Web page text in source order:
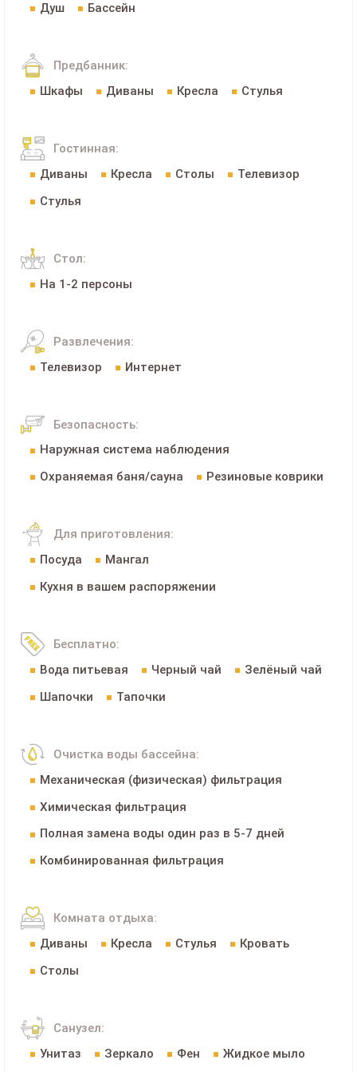
Душ
Бассейн
Предбанник:
Шкафы
Диваны Кресла Стулья
Гостинная:
Диваны
Кресла Столы
Телевизор
Стулья
Стол:
На 1-2 персоны
Развлечения:
Телевизор
Интернет
Безопасность:
Наружная система наблюдения
Охраняемая баня/сауна
Резиновые коврики
Для приготовления:
Посуда
Мангал
Кухня в вашем распоряжении
Бесплатно:
Вода питьевая
Черный чай
Зелёный чай
Шапочки
Тапочки
Очистка воды бассейна:
Механическая (физическая) фильтрация
Химическая фильтрация
Полная замена воды один раз в 5-7 дней
Комбинированная фильтрация
Комната отдыха:
Диваны
Кресла Стулья
Кровать
Столы
Санузел:
Унитаз
Зеркало Фен Жидкое мыло